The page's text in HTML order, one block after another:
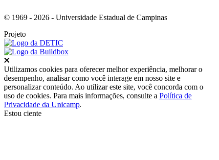
© 1969 - 2026 - Universidade Estadual de Campinas
Projeto
Utilizamos cookies para oferecer melhor experiência, melhorar o
desempenho, analisar como você interage em nosso site e
personalizar conteúdo. Ao utilizar este site, você concorda com o
uso de cookies. Para mais informações, consulte a Política de
Privacidade da Unicamp.
Estou ciente